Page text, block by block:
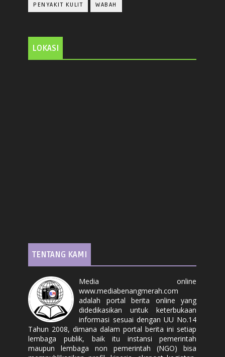
PENYAKIT KULIT WABAH
LOKASI
TENTANG KAMI
Media online
www.mediabenangmerah.com
adalah portal berita online yang
didedikasikan untuk keterbukaan
informasi sesuai dengan UU No.14
Tahun 2008, dimana dalam portal berita ini setiap
lembaga publik, baik itu instansi pemerintah
maupun lembaga non pemerintah (NGO) bisa